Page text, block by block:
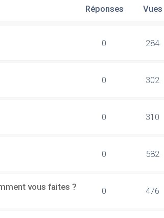
Réponses Vues
0 284
0 302
0 310
0 582
vous faites ? 0 476